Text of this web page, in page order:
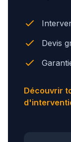
Devis
Découvrir